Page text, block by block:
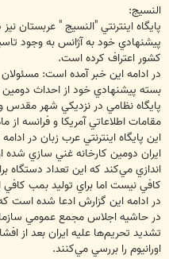
النسيج:
پايگاه اينترنتي "النسيج " عربستان
پيشنهادي خود به آژانس به وجود
كشور اعتراف كرده است.
در ادامه اين خبر آمده است: مسئولان
بسته پيشنهادي خود از احداث دومين
پايگاه نظامي در نزديكي شهر
مقامات اطلاعاتي آمريكا و فرانسه از
اين پايگاه اينترنتي عرب زبان در
اندازي مي‌كند كه اين تعداد دستگاه
كافي نيست اما براي توليد بمب
در ادامه اين گزارش ادعا شده است
در حاشيه اجلاس مجمع عمومي سازمان
تشديد تحريم‌ها عليه ايران بعد از
اورانيوم را بررسي مي‌كنند.